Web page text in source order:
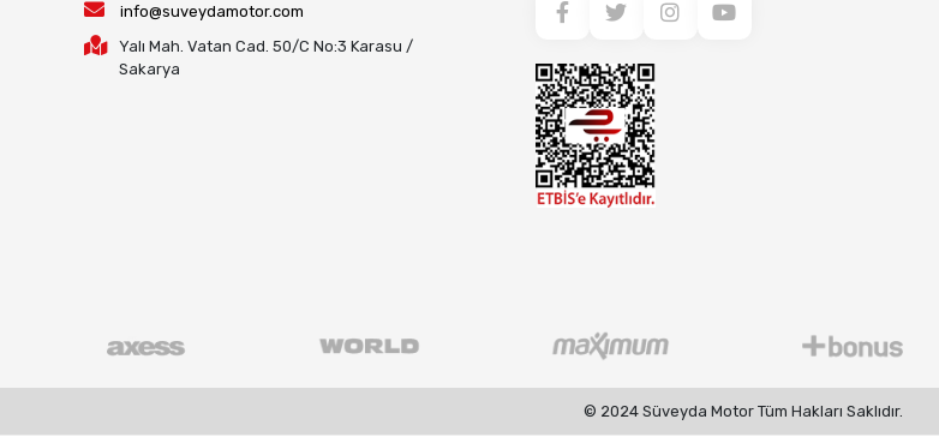
info@suveydamotor.com
Yalı Mah. Vatan Cad. 50/C No:3 Karasu /
Sakarya
© 2024 Süveyda Motor Tüm Hakları Saklıdır.